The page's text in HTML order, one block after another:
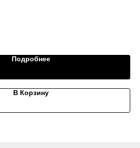
Подробнее
В Корзину